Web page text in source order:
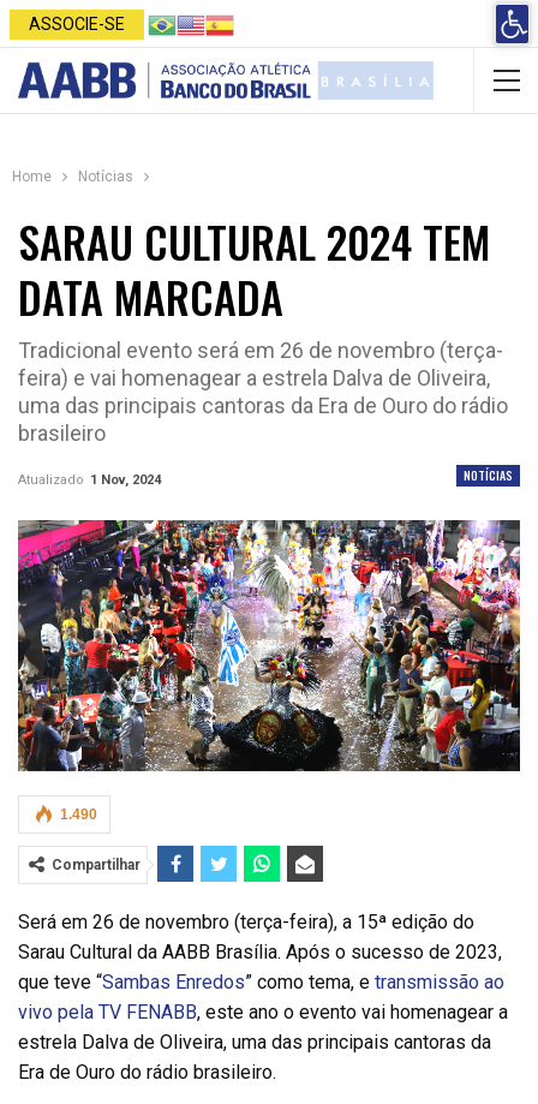
ASSOCIE-SE
Home Notícias
SARAU CULTURAL 2024 TEM
DATA MARCADA
Tradicional evento será em 26 de novembro (terça-
feira) e vai homenagear a estrela Dalva de Oliveira,
uma das principais cantoras da Era de Ouro do rádio
brasileiro
NOTÍCIAS
Atualizado 1 Nov, 2024
1.490
Compartilhar
Será em 26 de novembro (terça-feira), a 15ª edição do
Sarau Cultural da AABB Brasília. Após o sucesso de 2023,
que teve “Sambas Enredos” como tema, e transmissão ao
vivo pela TV FENABB, este ano o evento vai homenagear a
estrela Dalva de Oliveira, uma das principais cantoras da
Era de Ouro do rádio brasileiro.